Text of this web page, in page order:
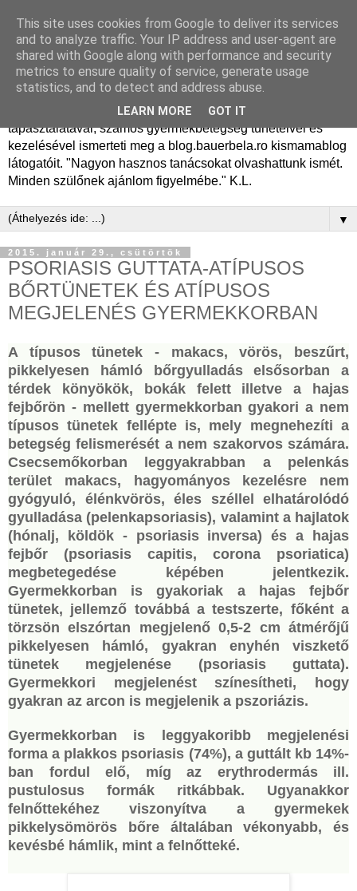
Dr. Bauer Béla Ph.D.
gyermekgyógyász
Dr. Bauer Béla Ph.D. gyermekgyógyász főorvos, 50 éves
tapasztalatával, számos gyermekbetegség tüneteivel és
kezelésével ismerteti meg a blog.bauerbela.ro kismamablog
látogatóit. "Nagyon hasznos tanácsokat olvashattunk ismét.
Minden szülőnek ajánlom figyelmébe." K.L.
▼
2015. január 29., csütörtök
PSORIASIS GUTTATA-ATÍPUSOS
BŐRTÜNETEK ÉS ATÍPUSOS
MEGJELENÉS GYERMEKKORBAN
A típusos tünetek - makacs, vörös, beszűrt,
pikkelyesen hámló bőrgyulladás elsősorban a
térdek könyökök, bokák felett illetve a hajas
fejbőrön - mellett gyermekkorban gyakori a nem
típusos tünetek fellépte is, mely megnehezíti a
betegség felismerését a nem szakorvos számára.
Csecsemőkorban leggyakrabban a pelenkás
terület makacs, hagyományos kezelésre nem
gyógyuló, élénkvörös, éles széllel elhatárolódó
gyulladása (pelenkapsoriasis), valamint a hajlatok
(hónalj, köldök - psoriasis inversa) és a hajas
fejbőr (psoriasis capitis, corona psoriatica)
megbetegedése képében jelentkezik.
Gyermekkorban is gyakoriak a hajas fejbőr
tünetek, jellemző továbbá a testszerte, főként a
törzsön elszórtan megjelenő 0,5-2 cm átmérőjű
pikkelyesen hámló, gyakran enyhén viszkető
tünetek megjelenése (psoriasis guttata).
Gyermekkori megjelenést színesítheti, hogy
gyakran az arcon is megjelenik a pszoriázis.
Gyermekkorban is leggyakoribb megjelenési
forma a plakkos psoriasis (74%), a guttált kb 14%-
ban fordul elő, míg az erythrodermás ill.
pustulosus formák ritkábbak. Ugyanakkor
felnőttekéhez viszonyítva a gyermekek
pikkelysömörös bőre általában vékonyabb, és
kevésbé hámlik, mint a felnőtteké.
This site uses cookies from Google to deliver its services
and to analyze traffic. Your IP address and user-agent are
shared with Google along with performance and security
metrics to ensure quality of service, generate usage
statistics, and to detect and address abuse.
LEARN MORE GOT IT